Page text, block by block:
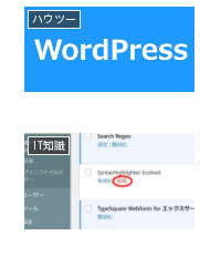
ハウツー
IT知識